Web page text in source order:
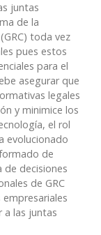
juntas
de la
toda vez
pues estos
para el
asegurar que
legales
y minimice los
el rol
evolucionado
de
de decisiones
de GRC
a las juntas